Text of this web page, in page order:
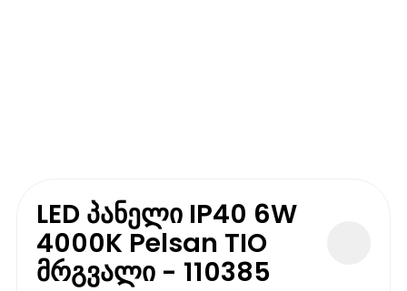
LED პანელი IP40 6W
4000K Pelsan TIO
მრგვალი - 110385